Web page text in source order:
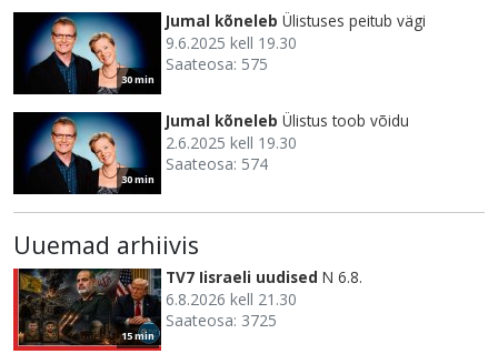
30 min
Jumal kõneleb Ülistuses peitub vägi
9.6.2025 kell 19.30
Saateosa: 575
30 min
Jumal kõneleb Ülistus toob võidu
2.6.2025 kell 19.30
Saateosa: 574
Uuemad arhiivis
15 min
TV7 Iisraeli uudised N 6.8.
6.8.2026 kell 21.30
Saateosa: 3725